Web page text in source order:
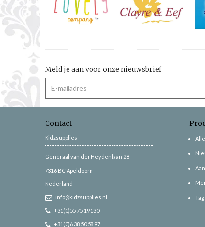
Meld je aan voor onze nieuwsbrief
Contact
Kidzsupplies
Generaal van der Heydenlaan 28
7316 BC Apeldoorn
Nederland
info@kidzsupplies.nl
+31(0)55 75 19 130
+31(0)6 38 50 58 97